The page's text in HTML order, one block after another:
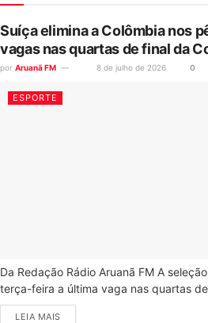
Suíça elimina a Colômbia nos
vagas nas quartas de final da
por Aruanã FM 8 de julho de 2026 0
ESPORTE
Da Redação Rádio Aruanã FM A
terça-feira a última vaga nas quartas
LEIA MAIS